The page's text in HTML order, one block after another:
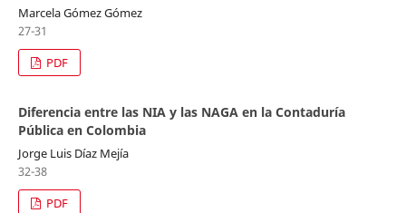
Marcela Gómez Gómez
27-31
PDF
Diferencia entre las NIA y las NAGA en la Contaduría
Pública en Colombia
Jorge Luis Díaz Mejía
32-38
PDF